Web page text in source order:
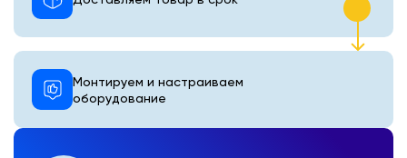
Монтируем и настраиваем
оборудование